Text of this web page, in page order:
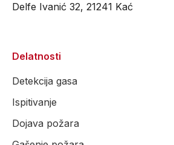
Delfe Ivanić 32, 21241 Kać
Delatnosti
Detekcija gasa
Ispitivanje
Dojava požara